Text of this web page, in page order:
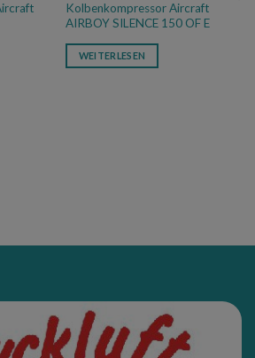
Kolbenkompressor Aircraft
AIRBOY SILENCE 150 OF E
WEITERLESEN